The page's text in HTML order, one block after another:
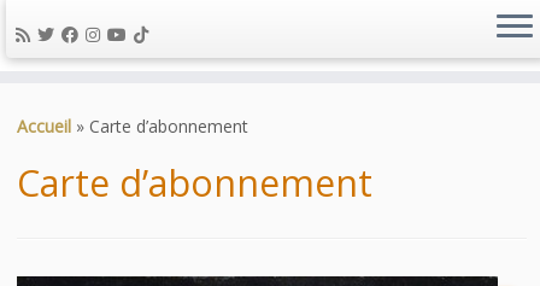
auAccueil » Carte d’abonnement
Carte d’abonnement